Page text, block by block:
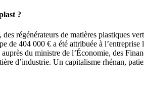
?
régénérateurs de matières plastiques
de 404 000 € a été attribuée à
du ministre de l’Économie, des
d’industrie. Un capitalisme rhénan,